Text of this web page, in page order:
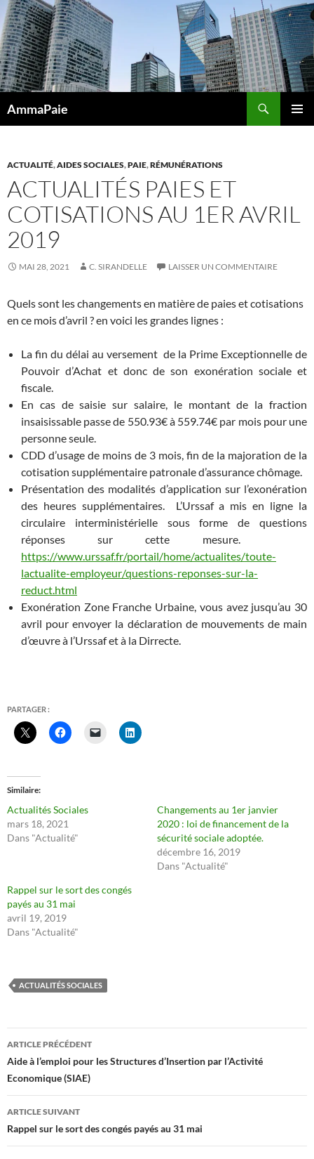
Aller
au
contenu
AmmaPaie
ACTUALITÉ,AIDES SOCIALES,PAIE,RÉMUNÉRATIONS
ACTUALITÉS PAIES ET
COTISATIONS AU 1ER AVRIL
2019
MAI 28, 2021 C. SIRANDELLE LAISSER UN COMMENTAIRE
Quels sont les changements en matière de paies et cotisations
en ce mois d’avril ? en voici les grandes lignes :
La fin du délai au versement de la Prime Exceptionnelle de
Pouvoir d’Achat et donc de son exonération sociale et
fiscale.
En cas de saisie sur salaire, le montant de la fraction
insaisissable passe de 550.93€ à 559.74€ par mois pour une
personne seule.
CDD d’usage de moins de 3 mois, fin de la majoration de la
cotisation supplémentaire patronale d’assurance chômage.
Présentation des modalités d’application sur l’exonération
des heures supplémentaires. L’Urssaf a mis en ligne la
circulaire interministérielle sous forme de questions
réponses sur cette mesure.
https://www.urssaf.fr/portail/home/actualites/toute-
lactualite-employeur/questions-reponses-sur-la-
reduct.html
Exonération Zone Franche Urbaine, vous avez jusqu’au 30
avril pour envoyer la déclaration de mouvements de main
d’œuvre à l’Urssaf et à la Dirrecte.
PARTAGER :
Similaire
Actualités Sociales
mars 18, 2021
Dans "Actualité"
Changements au 1er janvier
2020 : loi de financement de la
sécurité sociale adoptée.
décembre 16, 2019
Dans "Actualité"
Rappel sur le sort des congés
payés au 31 mai
avril 19, 2019
Dans "Actualité"
ACTUALITÉS SOCIALES
Navigation
des
articles
ARTICLE PRÉCÉDENT
Aide à l’emploi pour les Structures d’Insertion par l’Activité
Economique (SIAE)
ARTICLE SUIVANT
Rappel sur le sort des congés payés au 31 mai